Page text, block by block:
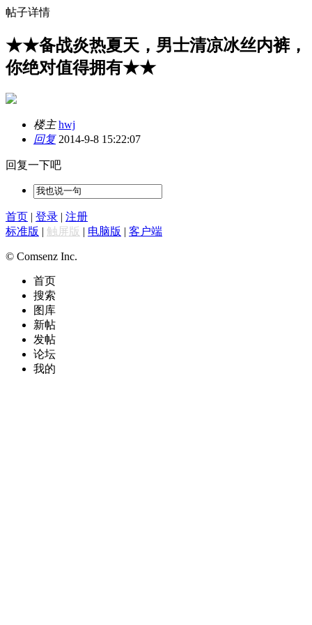
帖子详情
★★备战炎热夏天，男士清凉冰丝内裤，
你绝对值得拥有★★
楼主hwj
回复2014-9-8 15:22:07
回复一下吧
首页 | 登录 | 注册
标准版 | 触屏版 | 电脑版 | 客户端
© Comsenz Inc.
首页
搜索
图库
新帖
发帖
论坛
我的